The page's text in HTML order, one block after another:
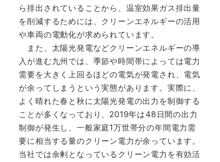
ら排出されていることから、温室効果ガス排出量
を削減するためには、クリーンエネルギーの活用
や車両の電動化が求められています。
また、太陽光発電などクリーンエネルギーの導
入が進む九州では、季節や時間帯によっては電力
需要を大きく上回るほどの電気が発電され、電気
が余ってしまうという実態があります。実際に、
よく晴れた春と秋に太陽光発電の出力を制御する
ことが多くなっており、2019年は48日間の出力
制御が発生し、一般家庭1万世帯分の年間電力需
要に相当する量のクリーン電力が余っています。
当社では余剰となっているクリーン電力を有効活